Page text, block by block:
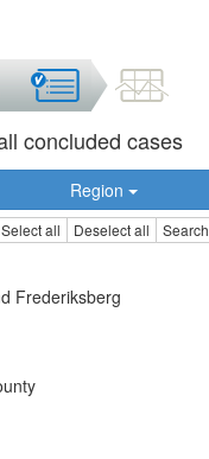
concluded cases
Region
Select all Deselect all Search
Frederiksberg